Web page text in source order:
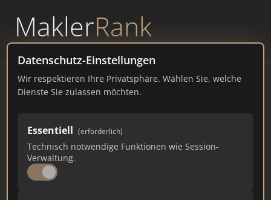
MaklerRank
powered byWAVEPOINT
Datenschutz-Einstellungen
Wir respektieren Ihre Privatsphäre. Wählen Sie, welche
Dienste Sie zulassen möchten.
Essentiell (erforderlich)
Technisch notwendige Funktionen wie Session-
Verwaltung.
Immobilienmakler Straßlach
– Ranking Juli 2026
BAYERN 3.497 EINWOHNER
80 423